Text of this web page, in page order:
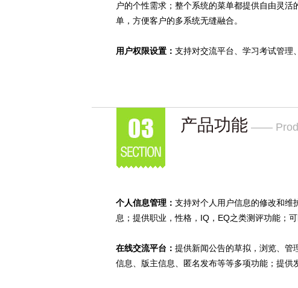
户的个性需求；整个系统的菜单都提供自由灵
单，方便客户的多系统无缝融合。
用户权限设置： 支持对交流平台、学习考试管理
产品功能 ——
个人信息管理： 支持对个人用户信息的修改和维
息；提供职业，性格，IQ，EQ之类测评功能；
在线交流平台： 提供新闻公告的草拟，浏览、管
信息、版主信息、匿名发布等等多项功能；提